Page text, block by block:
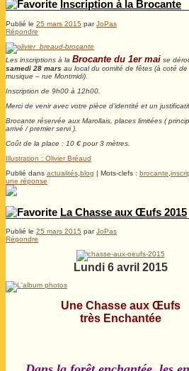
Inscription à la Brocante
Publié le 25 mars 2015 parJoPas
Répondre
Les inscriptions à la Brocante du 1er mai se
samedi 28 mars au local du comité de fêtes (à coté de
musique – rue Montmidi).
Inscription de 9h00 à 12h00.
Merci de venir avec votre pièce d’identité et un
Brocante réservée aux Marollais, places limitées (
arrivé / premier servi ).
Coût de la place : 10 € pour 3 mètres.
Illustration : Olivier Bréaud
Publié dans actualités blog | Mots-clefs : brocante
une réponse
La Chasse aux Œufs 2015
Publié le 25 mars 2015 parJoPas
Répondre
Lundi 6 avril 2015
Une Chasse aux Œufs
très Enchantée